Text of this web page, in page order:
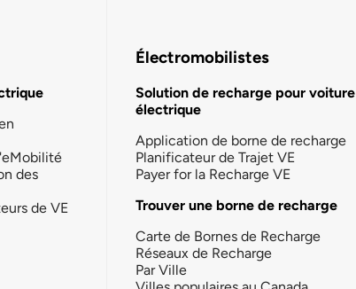
des
de VE
Électromobilistes
Solution de recharge pour voiture
électrique
Application de borne de recharge
Planificateur de Trajet VE
Payer for la Recharge VE
Trouver une borne de recharge
Carte de Bornes de Recharge
Réseaux de Recharge
Par Ville